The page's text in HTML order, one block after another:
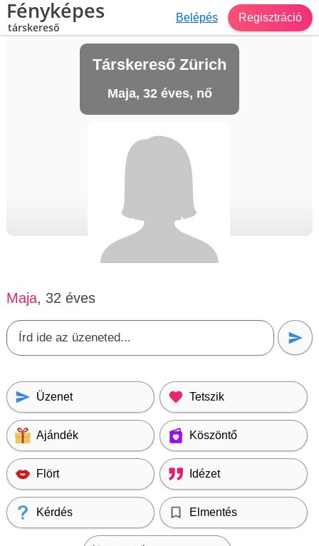
Fényképes
társkereső
Belépés Regisztráció
Társkereső Zürich
Maja, 32 éves, nő
Maja, 32 éves
Üzenet Tetszik
Ajándék Köszöntő
Flört Idézet
Kérdés Elmentés